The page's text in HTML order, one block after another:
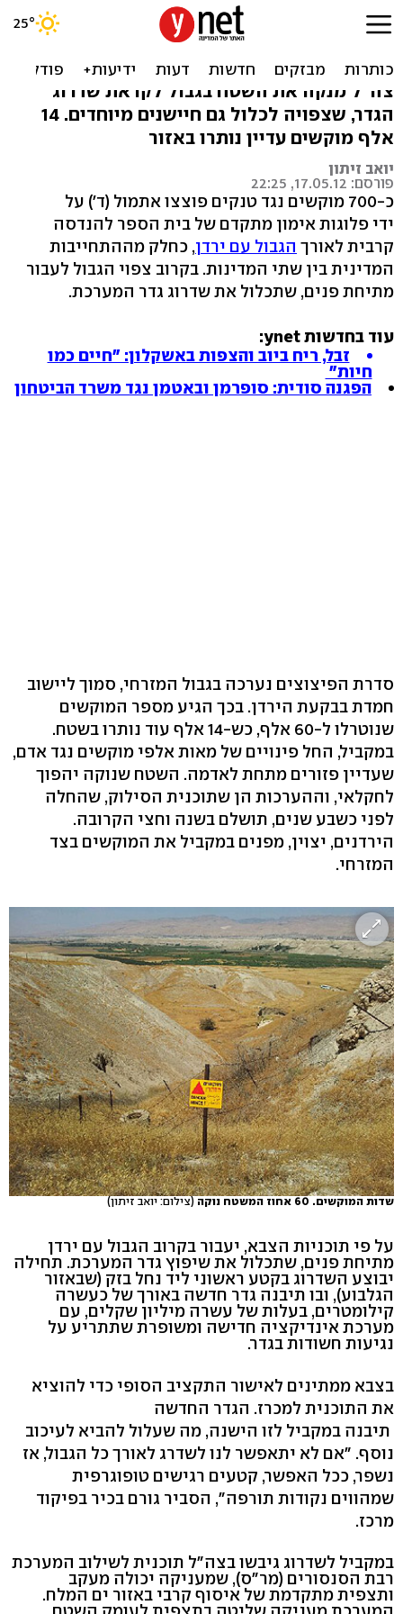
בונים גדר חדשה בגבול ירדן:
צה"ל מנקה את השטח בגבול לקראת שדרוג
הגדר, שצפויה לכלול גם חיישנים מיוחדים. 14
אלף מוקשים עדיין נותרו באזור
יואב זיתון
פורסם: 17.05.12, 22:25
כ-700 מוקשים נגד טנקים פוצצו אתמול (ד') על
ידי פלוגות אימון מתקדם של בית הספר להנדסה
קרבית לאורך הגבול עם ירדן, כחלק מההתחייבות
המדינית בין שתי המדינות. בקרוב צפוי הגבול לעבור
מתיחת פנים, שתכלול את שדרוג גדר המערכת.
עוד בחדשות ynet:
זבל, ריח ביוב והצפות באשקלון: "חיים כמו
חיות"
הפגנה סודית: סופרמן ובאטמן נגד משרד הביטחון
סדרת הפיצוצים נערכה בגבול המזרחי, סמוך ליישוב
חמדת בבקעת הירדן. בכך הגיע מספר המוקשים
שנוטרלו ל-60 אלף, כש-14 אלף עוד נותרו בשטח.
במקביל, החל פינויים של מאות אלפי מוקשים נגד אדם,
שעדיין פזורים מתחת לאדמה. השטח שנוקה יהפוך
לחקלאי, וההערכות הן שתוכנית הסילוק, שהחלה
לפני כשבע שנים, תושלם בשנה וחצי הקרובה.
הירדנים, יצוין, מפנים במקביל את המוקשים בצד
המזרחי.
שדות המוקשים. 60 אחוז המשטח נוקה (צילום: יואב זיתון)
על פי תוכניות הצבא, יעבור בקרוב הגבול עם ירדן
מתיחת פנים, שתכלול את שיפוץ גדר המערכת. תחילה
יבוצע השדרוג בקטע ראשוני ליד נחל בזק (שבאזור
הגלבוע), ובו תיבנה גדר חדשה באורך של כעשרה
קילומטרים, בעלות של עשרה מיליון שקלים, עם
מערכת אינדיקציה חדישה ומשופרת שתתריע על
נגיעות חשודות בגדר.
בצבא ממתינים לאישור התקציב הסופי כדי להוציא
את התוכנית למכרז. הגדר החדשה
תיבנה במקביל לזו הישנה, מה שעלול להביא לעיכוב
נוסף. "אם לא יתאפשר לנו לשדרג לאורך כל הגבול, אז
נשפר, ככל האפשר, קטעים רגישים טופוגרפית
שמהווים נקודות תורפה", הסביר גורם בכיר בפיקוד
מרכז.
במקביל לשדרוג גיבשו בצה"ל תוכנית לשילוב המערכת
רבת הסנסורים (מר"ס), שמעניקה יכולה מעקב
ותצפית מתקדמת של איסוף קרבי באזור ים המלח.